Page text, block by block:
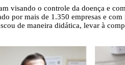
visando o controle da doença e
por mais de 1.350 empresas e
de maneira didática, levar à